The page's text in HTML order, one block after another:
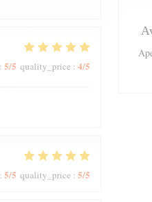
: 5/5 quality_price : 4/5
: 5/5 quality_price : 5/5